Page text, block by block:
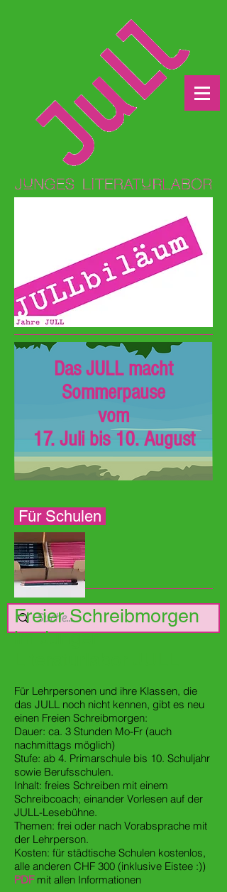
Das JULL macht
Sommerpause
vom
17. Juli bis 10. August
Für Schulen
Freier Schreibmorgen
im Jungen
Für Lehrpersonen und ihre Klassen, die
das JULL noch nicht kennen, gibt es neu
einen Freien Schreibmorgen:
Dauer: ca. 3 Stunden Mo-Fr (auch
nachmittags möglich)
Stufe: ab 4. Primarschule bis 10. Schuljahr
sowie Berufsschulen.
Inhalt: freies Schreiben mit einem
Schreibcoach; einander Vorlesen auf der
JULL-Lesebühne.
Themen: frei oder nach Vorabsprache mit
der Lehrperson.
Kosten: für städtische Schulen kostenlos,
alle anderen CHF 300 (inklusive Eistee :))
PDFmit allen Informationen